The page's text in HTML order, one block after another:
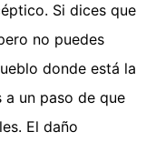
Si dices que
no puedes
donde está la
un paso de que
El daño